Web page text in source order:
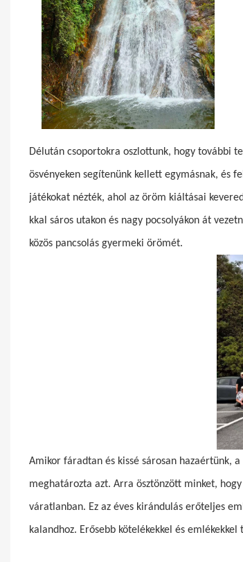
Délután csoportokra oszlottunk, hogy további
ösvényeken segítenünk kellett egymásnak, és
játékokat nézték, ahol az öröm kiáltásai
kkal sáros utakon és nagy pocsolyákon át
közös pancsolás gyermeki örömét.
Amikor fáradtan és kissé sárosan hazaértünk,
meghatározta azt. Arra ösztönzött minket,
váratlanban. Ez az éves kirándulás erőteljes
kalandhoz. Erősebb kötelékekkel és